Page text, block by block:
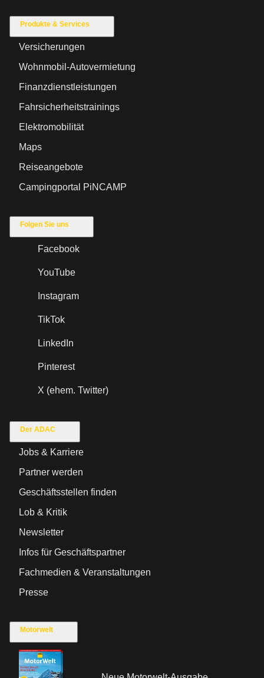
Produkte & Services
Versicherungen
Wohnmobil-Autovermietung
Finanzdienstleistungen
Fahrsicherheitstrainings
Elektromobilität
Maps
Reiseangebote
Campingportal PiNCAMP
Folgen Sie uns
Facebook
YouTube
Instagram
TikTok
LinkedIn
Pinterest
X (ehem. Twitter)
Der ADAC
Jobs & Karriere
Partner werden
Geschäftsstellen finden
Lob & Kritik
Newsletter
Infos für Geschäftspartner
Fachmedien & Veranstaltungen
Presse
Motorwelt